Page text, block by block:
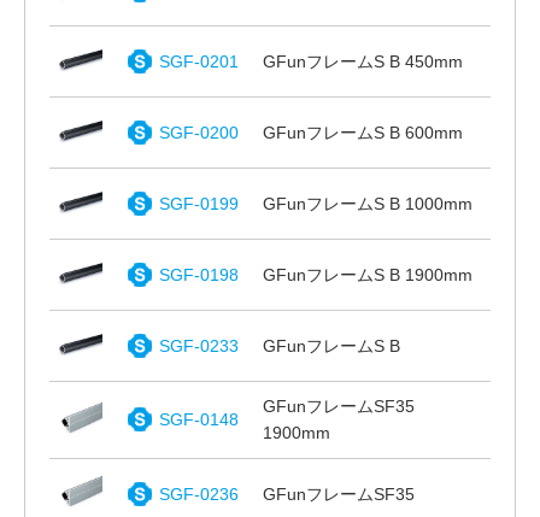
SGF-0201 GFunフレームS B 450mm
SGF-0200 GFunフレームS B 600mm
SGF-0199 GFunフレームS B 1000mm
SGF-0198 GFunフレームS B 1900mm
SGF-0233 GFunフレームS B
SGF-0148
GFunフレームSF35
1900mm
SGF-0236 GFunフレームSF35